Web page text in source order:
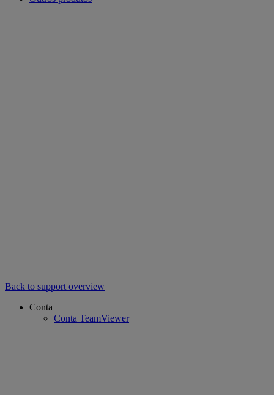
Back to support overview
Conta
Conta TeamViewer